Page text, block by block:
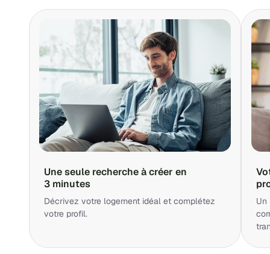
Une seule recherche à créer en
3 minutes
Décrivez votre logement idéal et complétez
votre profil.
Un